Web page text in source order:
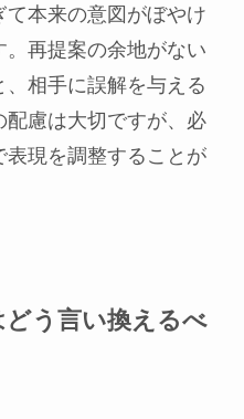
本来の意図がぼやけ
再提案の余地がない
相手に誤解を与える
配慮は大切ですが、必
現を調整することが
どう言い換えるべ